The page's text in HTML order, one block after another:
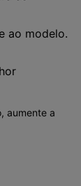
ao modelo.
aumente a